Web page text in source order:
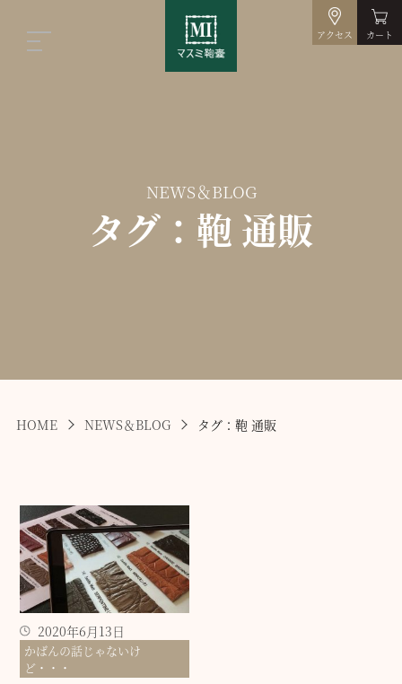
アクセス カート
NEWS＆BLOG
タグ：鞄 通販
HOME NEWS＆BLOG タグ：鞄 通販
2020年6月13日
かばんの話じゃないけ
ど・・・